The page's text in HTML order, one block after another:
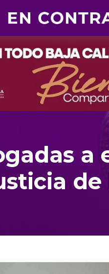
a
de